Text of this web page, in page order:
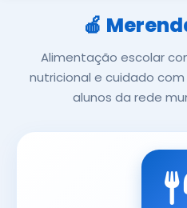
🍎
Alimentação escolar
nutricional e cuidado
alunos da rede